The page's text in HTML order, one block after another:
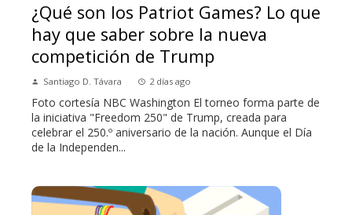
¿Qué son los Patriot Games? Lo que
hay que saber sobre la nueva
competición de Trump
Santiago D. Távara 2 días ago
Foto cortesía NBC Washington El torneo forma parte de
la iniciativa "Freedom 250" de Trump, creada para
celebrar el 250.º aniversario de la nación. Aunque el Día
de la Independen...